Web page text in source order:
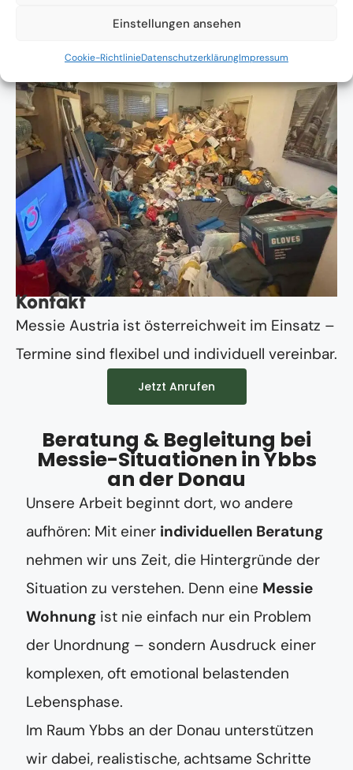
Einstellungen ansehen
Cookie-RichtlinieDatenschutzerklärungImpressum
Kontakt
Messie Austria ist österreichweit im Einsatz –
Termine sind flexibel und individuell vereinbar.
Jetzt Anrufen
Beratung & Begleitung bei
Messie-Situationen in Ybbs
an der Donau
Unsere Arbeit beginnt dort, wo andere
aufhören: Mit einer individuellen Beratung
nehmen wir uns Zeit, die Hintergründe der
Situation zu verstehen. Denn eine Messie
Wohnung ist nie einfach nur ein Problem
der Unordnung – sondern Ausdruck einer
komplexen, oft emotional belastenden
Lebensphase.
Im Raum Ybbs an der Donau unterstützen
wir dabei, realistische, achtsame Schritte